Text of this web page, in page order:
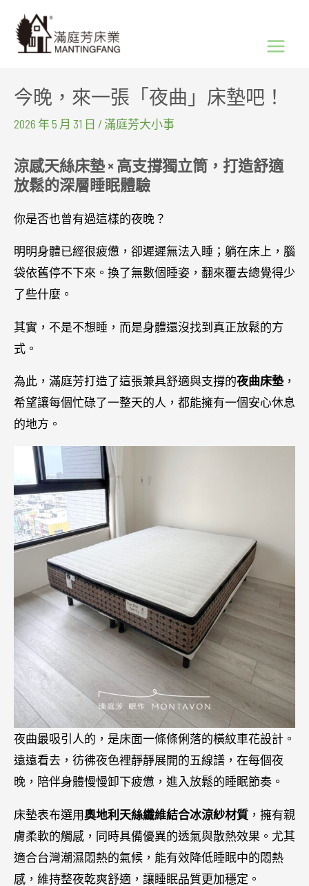
Menu
今晚，來一張「夜曲」床墊吧！
2026 年 5 月 31 日 / 滿庭芳大小事
涼感天絲床墊 × 高支撐獨立筒，打造舒適
放鬆的深層睡眠體驗
你是否也曾有過這樣的夜晚？
明明身體已經很疲憊，卻遲遲無法入睡；躺在床上，腦
袋依舊停不下來。換了無數個睡姿，翻來覆去總覺得少
了些什麼。
其實，不是不想睡，而是身體還沒找到真正放鬆的方
式。
為此，滿庭芳打造了這張兼具舒適與支撐的夜曲床墊 ，
希望讓每個忙碌了一整天的人，都能擁有一個安心休息
的地方。
夜曲最吸引人的，是床面一條條俐落的橫紋車花設計。
遠遠看去，彷彿夜色裡靜靜展開的五線譜，在每個夜
晚，陪伴身體慢慢卸下疲憊，進入放鬆的睡眠節奏。
床墊表布選用奧地利天絲纖維結合冰涼紗材質 ，擁有親
膚柔軟的觸感，同時具備優異的透氣與散熱效果。尤其
適合台灣潮濕悶熱的氣候，能有效降低睡眠中的悶熱
感，維持整夜乾爽舒適，讓睡眠品質更加穩定。